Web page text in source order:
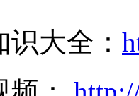
识大全：